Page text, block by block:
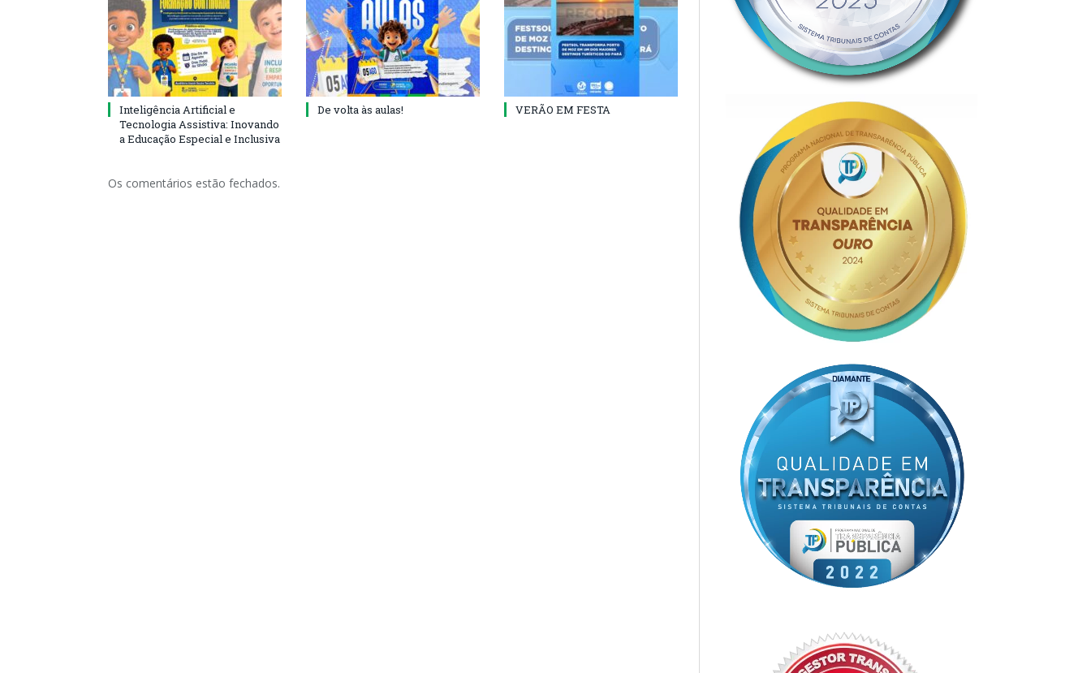
Inteligência Artificial e
Tecnologia Assistiva: Inovando
a Educação Especial e Inclusiva
De volta às aulas! VERÃO EM FESTA
Os comentários estão fechados.